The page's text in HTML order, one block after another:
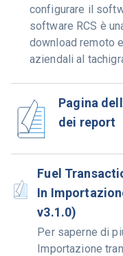
configurare il
software RCS è
download remoto
aziendali al
Pagina
dei report
Fuel
In
v3.1.0)
Per saperne di
Importazione